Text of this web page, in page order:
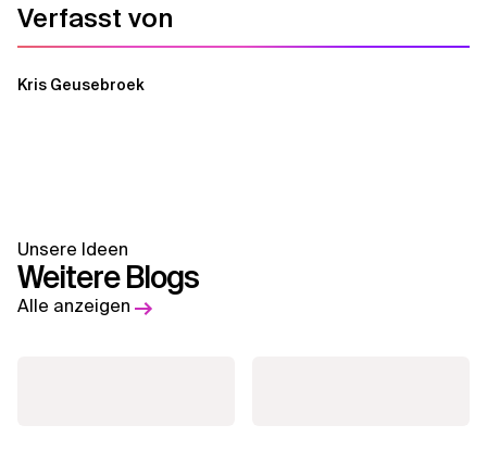
Verfasst von
Kris Geusebroek
Unsere Ideen
Weitere Blogs
Alle anzeigen